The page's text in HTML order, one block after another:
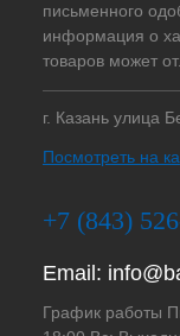
письменного
информация о
товаров может
г. Казань улица
Посмотреть на
+7 (843)
Email:
График работы